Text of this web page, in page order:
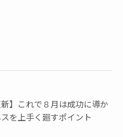
新】これで８月は成功に導か
を上手く廻すポイント